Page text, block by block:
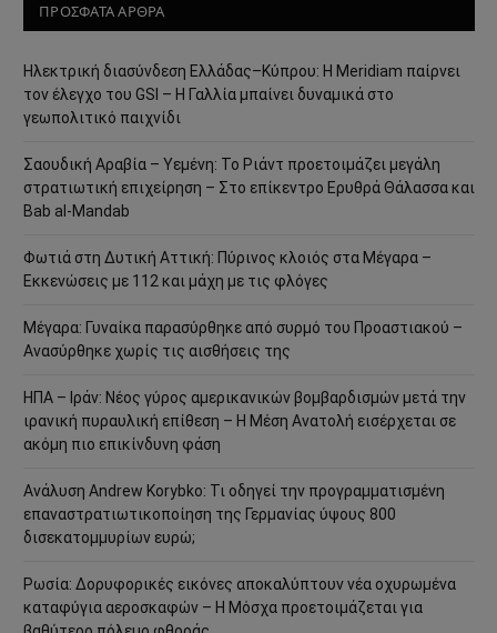
ΠΡΟΣΦΑΤΑ ΑΡΘΡΑ
Ηλεκτρική διασύνδεση Ελλάδας–Κύπρου: Η Meridiam παίρνει
τον έλεγχο του GSI – Η Γαλλία μπαίνει δυναμικά στο
γεωπολιτικό παιχνίδι
Σαουδική Αραβία – Υεμένη: Το Ριάντ προετοιμάζει μεγάλη
στρατιωτική επιχείρηση – Στο επίκεντρο Ερυθρά Θάλασσα και
Bab al-Mandab
Φωτιά στη Δυτική Αττική: Πύρινος κλοιός στα Μέγαρα –
Εκκενώσεις με 112 και μάχη με τις φλόγες
Μέγαρα: Γυναίκα παρασύρθηκε από συρμό του Προαστιακού –
Ανασύρθηκε χωρίς τις αισθήσεις της
ΗΠΑ – Ιράν: Νέος γύρος αμερικανικών βομβαρδισμών μετά την
ιρανική πυραυλική επίθεση – Η Μέση Ανατολή εισέρχεται σε
ακόμη πιο επικίνδυνη φάση
Ανάλυση Andrew Korybko: Τι οδηγεί την προγραμματισμένη
επαναστρατιωτικοποίηση της Γερμανίας ύψους 800
δισεκατομμυρίων ευρώ;
Ρωσία: Δορυφορικές εικόνες αποκαλύπτουν νέα οχυρωμένα
καταφύγια αεροσκαφών – Η Μόσχα προετοιμάζεται για